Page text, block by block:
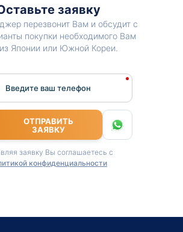
заявку
перезвонит Вам и обсудит с
покупки необходимого Вам
Японии или Южной Кореи.
Введите ваш телефон
ОТПРАВИТЬ
ЗАЯВКУ
заявку Вы соглашаетесь с
конфиденциальности